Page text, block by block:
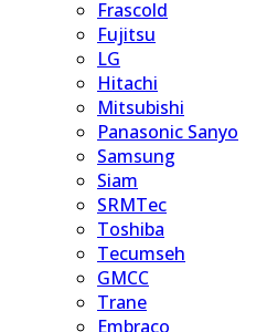
Frascold
Fujitsu
LG
Hitachi
Mitsubishi
Panasonic Sanyo
Samsung
Siam
SRMTec
Toshiba
Tecumseh
GMCC
Trane
Embraco